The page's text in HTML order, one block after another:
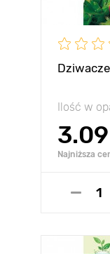
Ilość w
3.09
Najniższa